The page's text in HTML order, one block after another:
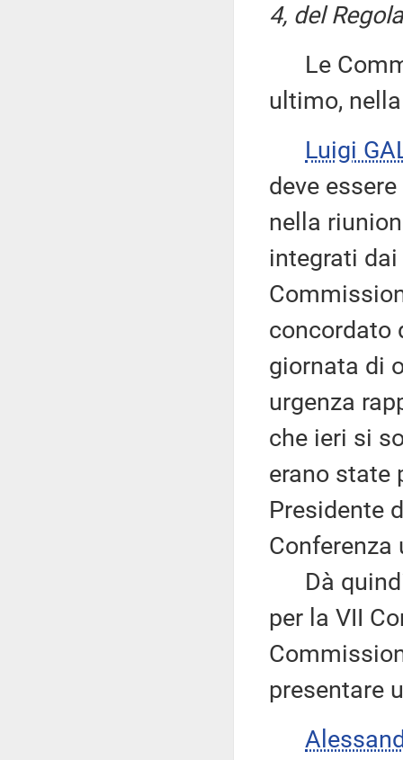
4, del
Le
ultimo,
Luigi
deve
nella
integrati
concordato
giornata di
urgenza
che ieri si
erano state
Presidente
Conferenza
Dà quindi
per la VII
presentare